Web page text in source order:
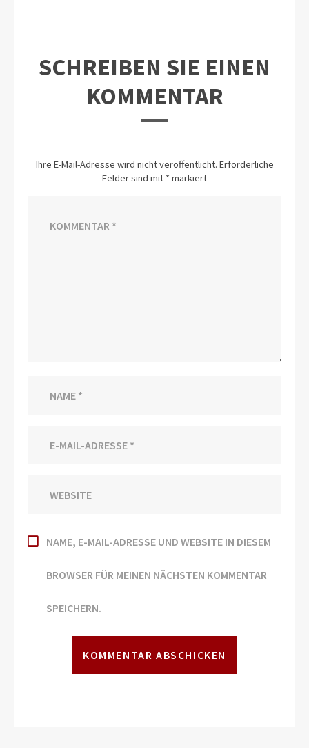
SCHREIBEN SIE EINEN
KOMMENTAR
Ihre E-Mail-Adresse wird nicht veröffentlicht. Erforderliche
Felder sind mit * markiert
NAME, E-MAIL-ADRESSE UND WEBSITE IN DIESEM
BROWSER FÜR MEINEN NÄCHSTEN KOMMENTAR
SPEICHERN.